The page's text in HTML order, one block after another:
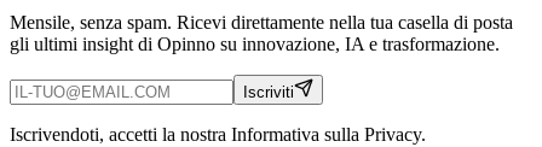
Mensile, senza spam. Ricevi direttamente nella tua casella di posta
gli ultimi insight di Opinno su innovazione, IA e trasformazione.
Iscriviti
Iscrivendoti, accetti la nostra Informativa sulla Privacy.